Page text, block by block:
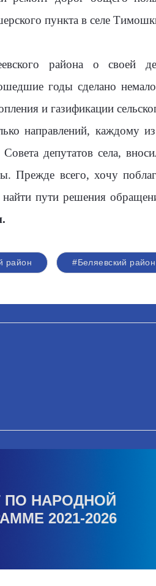
пункта в селе
района о своей
годы сделано
и газификации
направлений, каждому
Совета депутатов села,
Прежде всего, хочу
найти пути решения
район #Беляевский район
ПО НАРОДНОЙ
2021-2026